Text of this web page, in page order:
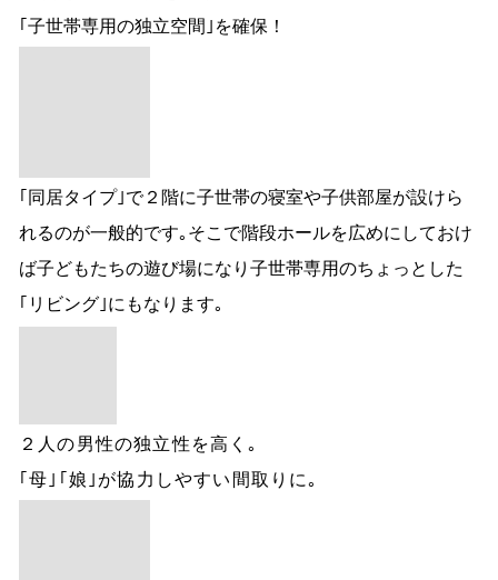
｢子世帯専用の独立空間｣を確保！
｢同居タイプ｣で２階に子世帯の寝室や子供部屋が設けら
れるのが一般的です｡そこで階段ホールを広めにしておけ
ば子どもたちの遊び場になり子世帯専用のちょっとした
｢リビング｣にもなります｡
２人の男性の独立性を高く｡
｢母｣｢娘｣が協力しやすい間取りに｡